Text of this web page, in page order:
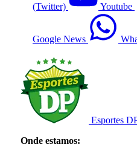
(Twitter) Youtube
Google News
Esportes
Onde estamos: